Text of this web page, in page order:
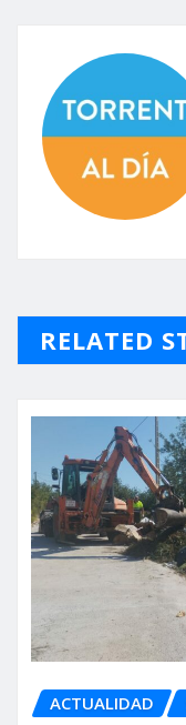
RELATED
ACTUALIDAD